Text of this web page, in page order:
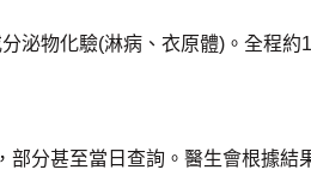
物化驗(淋病、衣原體)。全程約
分甚至當日查詢。醫生會根據結